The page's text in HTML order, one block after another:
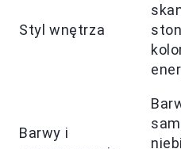
Styl wnętrza
Barwy i